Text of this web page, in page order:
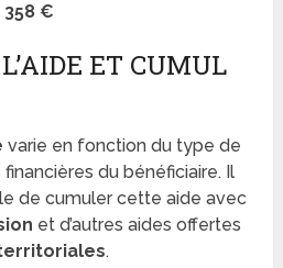
€
ET CUMUL
varie en fonction du type de
du bénéficiaire. Il
de cumuler cette aide avec
et d’autres aides offertes
.